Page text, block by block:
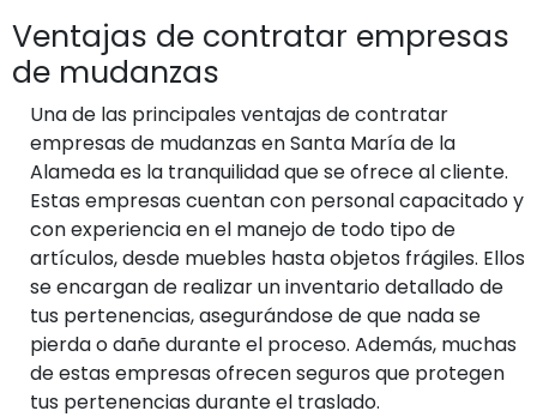
Ventajas de contratar empresas
de mudanzas
Una de las principales ventajas de contratar
empresas de mudanzas en Santa María de la
Alameda es la tranquilidad que se ofrece al cliente.
Estas empresas cuentan con personal capacitado y
con experiencia en el manejo de todo tipo de
artículos, desde muebles hasta objetos frágiles. Ellos
se encargan de realizar un inventario detallado de
tus pertenencias, asegurándose de que nada se
pierda o dañe durante el proceso. Además, muchas
de estas empresas ofrecen seguros que protegen
tus pertenencias durante el traslado.